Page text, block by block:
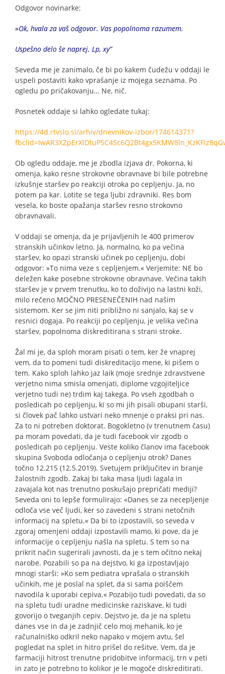
Odgovor novinarke:
»Ok, hvala za vaš odgovor. Vas popolnoma razumem.
Uspešno delo še naprej. Lp, xy”
Seveda me je zanimalo, če bi po kakem čudežu v oddaji le
uspeli postaviti kako vprašanje iz mojega seznama. Po
ogledu po pričakovanju… Ne, nič.
Posnetek oddaje si lahko ogledate tukaj:
https://4d.rtvslo.si/arhiv/dnevnikov-izbor/174614371?
Ob ogledu oddaje, me je zbodla izjava dr. Pokorna, ki
omenja, kako resne strokovne obravnave bi bile potrebne
izkušnje staršev po reakciji otroka po cepljenju. Ja, no
potem pa kar. Lotite se tega ljubi zdravniki. Res bom
vesela, ko boste opažanja staršev resno strokovno
obravnavali.
V oddaji se omenja, da je prijavljenih le 400 primerov
stranskih učinkov letno. Ja, normalno, ko pa večina
staršev, ko opazi stranski učinek po cepljenju, dobi
odgovor: »To nima veze s cepljenjem.« Verjemite: NE bo
deležen kake posebne strokovne obravnave. Večina takih
staršev je v prvem trenutku, ko to doživijo na lastni koži,
milo rečeno MOČNO PRESENEČENIH nad našim
sistemom. Ker se jim niti približno ni sanjalo, kaj se v
resnici dogaja. Po reakciji po cepljenju, je velika večina
staršev, popolnoma diskreditirana s strani stroke.
Žal mi je, da sploh moram pisati o tem, ker že vnaprej
vem, da to pomeni tudi diskreditacijo mene, ki pišem o
tem. Kako sploh lahko jaz laik (moje srednje zdravstvene
verjetno nima smisla omenjati, diplome vzgojiteljice
verjetno tudi ne) trdim kaj takega. Po vseh zgodbah o
posledicah po cepljenju, ki so mi jih pisali obupani starši,
si človek pač lahko ustvari neko mnenje o praksi pri nas.
Za to ni potreben doktorat. Bogokletno (v trenutnem času)
pa moram povedati, da je tudi facebook vir zgodb o
posledicah po cepljenju. Veste koliko članov ima facebook
skupina Svoboda odločanja o cepljenju otrok? Danes
točno 12.215 (12.5.2019). Svetujem priključitev in branje
žalostnih zgodb. Zakaj bi taka masa ljudi lagala in
zavajala kot nas trenutno poskušajo prepričati mediji?
Seveda oni to lepše formulirajo: «Danes se za necepljenje
odloča vse več ljudi, ker so zavedeni s strani netočnih
informacij na spletu.« Da bi to izpostavili, so seveda v
zgoraj omenjeni oddaji izpostavili mamo, ki pove, da je
informacije o cepljenju našla na spletu. S tem so na
prikrit način sugerirali javnosti, da je s tem očitno nekaj
narobe. Pozabili so pa na dejstvo, ki ga izpostavljajo
mnogi starši: »Ko sem pediatra vprašala o stranskih
učinkih, me je poslal na splet, da si sama poiščem
navodila k uporabi cepiva.« Pozabijo tudi povedati, da so
na spletu tudi uradne medicinske raziskave, ki tudi
govorijo o tveganjih cepiv. Dejstvo je, da je na spletu
danes vse in da je zadnjič celo moj mehanik, ko je
računalniško odkril neko napako v mojem avtu, šel
pogledat na splet in hitro prišel do rešitve. Vem, da je
farmaciji hitrost trenutne pridobitve informacij, trn v peti
in zato je potrebno to kolikor je le mogoče diskreditirati.